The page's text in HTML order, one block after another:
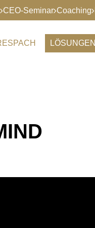
CEO-Seminar Coaching
LÖSUNGEN